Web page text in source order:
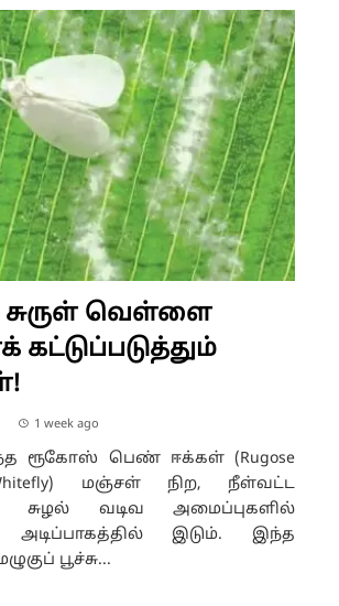
வெள்ளை
1 week ago
ரூகோஸ் பெண் ஈக்கள் (Rugose
மஞ்சள் நிற, நீள்வட்ட
சுழல் வடிவ அமைப்புகளில்
இடும். இந்த
பூச்சு...